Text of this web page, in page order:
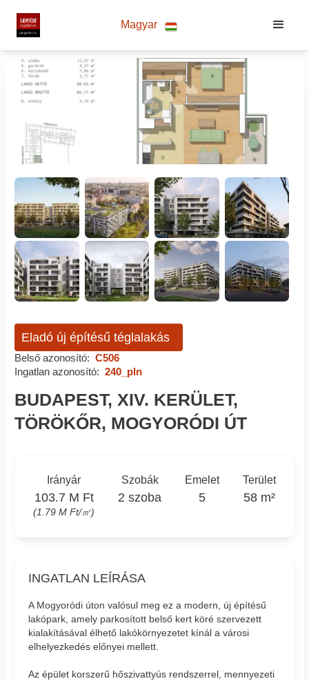
Magyar
Eladó új építésű téglalakás
Belső azonosító: C506
Ingatlan azonosító: 240_pln
BUDAPEST, XIV. KERÜLET,
TÖRÖKŐR, MOGYORÓDI ÚT
Irányár
103.7 M Ft
(1.79 M Ft/㎡)
Szobák
2 szoba
Emelet
5
Terület
58 m²
INGATLAN LEÍRÁSA
A Mogyoródi úton valósul meg ez a modern, új építésű
lakópark, amely parkosított belső kert köré szervezett
kialakításával élhető lakókörnyezetet kínál a városi
elhelyezkedés előnyei mellett.
Az épület korszerű hőszivattyús rendszerrel, mennyezeti